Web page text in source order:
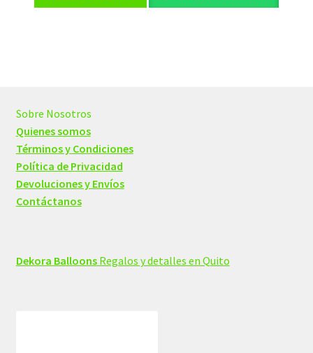
era:
es:
Sobre Nosotros
Quienes somos
Términos y Condiciones
Política de Privacidad
Devoluciones y Envíos
Contáctanos
Dekora BalloonsRegalos y detalles en Quito